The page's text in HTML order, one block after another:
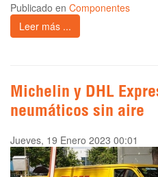
Publicado en Componentes
Leer más ...
Michelin y DHL
neumáticos sin aire
Jueves, 19 Enero 2023 00:01